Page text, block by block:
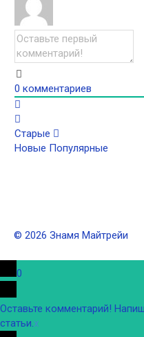
0 комментариев
Старые
Новые Популярные
© 2026 Знамя Майтрейи
0
Оставьте комментарий!
статьи.x